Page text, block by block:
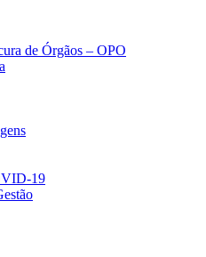
de Órgãos – OPO
19